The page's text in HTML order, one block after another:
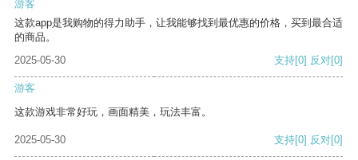
游客
这款app是我购物的得力助手，让我能够找到最优惠的价格，买到最合适
的商品。
2025-05-30
支持[0] 反对[0]
游客
这款游戏非常好玩，画面精美，玩法丰富。
2025-05-30 支持[0] 反对[0]